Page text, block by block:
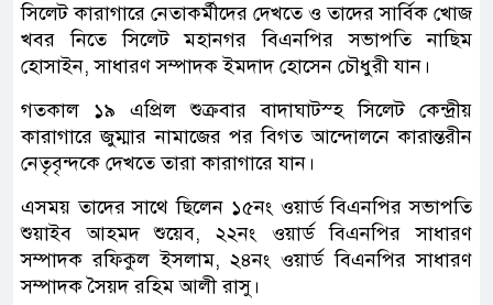
সিলেট কারাগারে নেতাকর্মীদের দেখতে ও তাদের সার্বিক খোজ
খবর নিতে সিলেট মহানগর বিএনপির সভাপতি নাছিম
হোসাইন, সাধারণ সম্পাদক ইমদাদ হোসেন চৌধুরী যান।
গতকাল ১৯ এপ্রিল শুক্রবার বাদাঘাটস্হ সিলেট কেন্দ্রীয়
কারাগারে জুম্মার নামাজের পর বিগত আন্দোলনে কারান্তরীন
নেতৃবৃন্দকে দেখতে তারা কারাগারে যান।
এসময় তাদের সাথে ছিলেন ১৫নং ওয়ার্ড বিএনপির সভাপতি
শুয়াইব আহমদ শুয়েব, ২২নং ওয়ার্ড বিএনপির সাধারণ
সম্পাদক রফিকুল ইসলাম, ২৪নং ওয়ার্ড বিএনপির সাধারণ
সম্পাদক সৈয়দ রহিম আলী রাসু।